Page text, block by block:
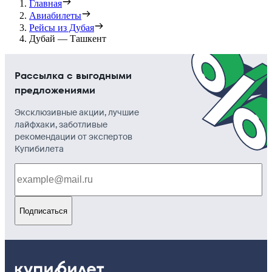
Главная
Авиабилеты
Рейсы из Дубая
Дубай — Ташкент
Рассылка с выгодными
предложениями
Эксклюзивные акции, лучшие
лайфхаки, заботливые
рекомендации от экспертов
Купибилета
Подписаться